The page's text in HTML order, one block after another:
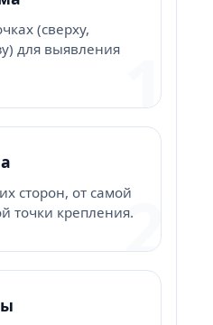
1
(сверху,
для выявления
2
сторон, от самой
точки крепления.